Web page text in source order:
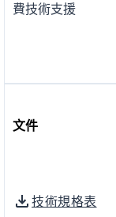
費技術支援
文件
技術規格表